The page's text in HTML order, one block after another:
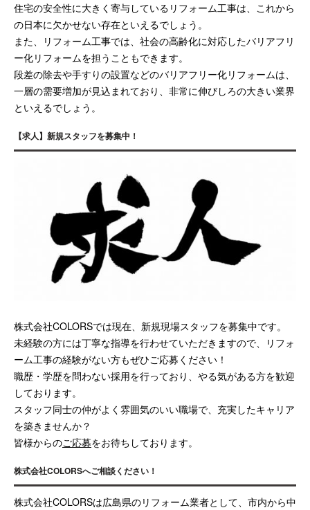
住宅の安全性に大きく寄与しているリフォーム工事は、これから
の日本に欠かせない存在といえるでしょう。
また、リフォーム工事では、社会の高齢化に対応したバリアフリ
ー化リフォームを担うこともできます。
段差の除去や手すりの設置などのバリアフリー化リフォームは、
一層の需要増加が見込まれており、非常に伸びしろの大きい業界
といえるでしょう。
【求人】新規スタッフを募集中！
株式会社COLORSでは現在、新規現場スタッフを募集中です。
未経験の方には丁寧な指導を行わせていただきますので、リフォ
ーム工事の経験がない方もぜひご応募ください！
職歴・学歴を問わない採用を行っており、やる気がある方を歓迎
しております。
スタッフ同士の仲がよく雰囲気のいい職場で、充実したキャリア
を築きませんか？
皆様からのご応募をお待ちしております。
株式会社COLORSへご相談ください！
株式会社COLORSは広島県のリフォーム業者として、市内から中